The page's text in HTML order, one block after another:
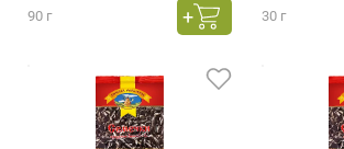
90 г 30 г